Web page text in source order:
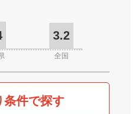
3.2
全国
条件で探す